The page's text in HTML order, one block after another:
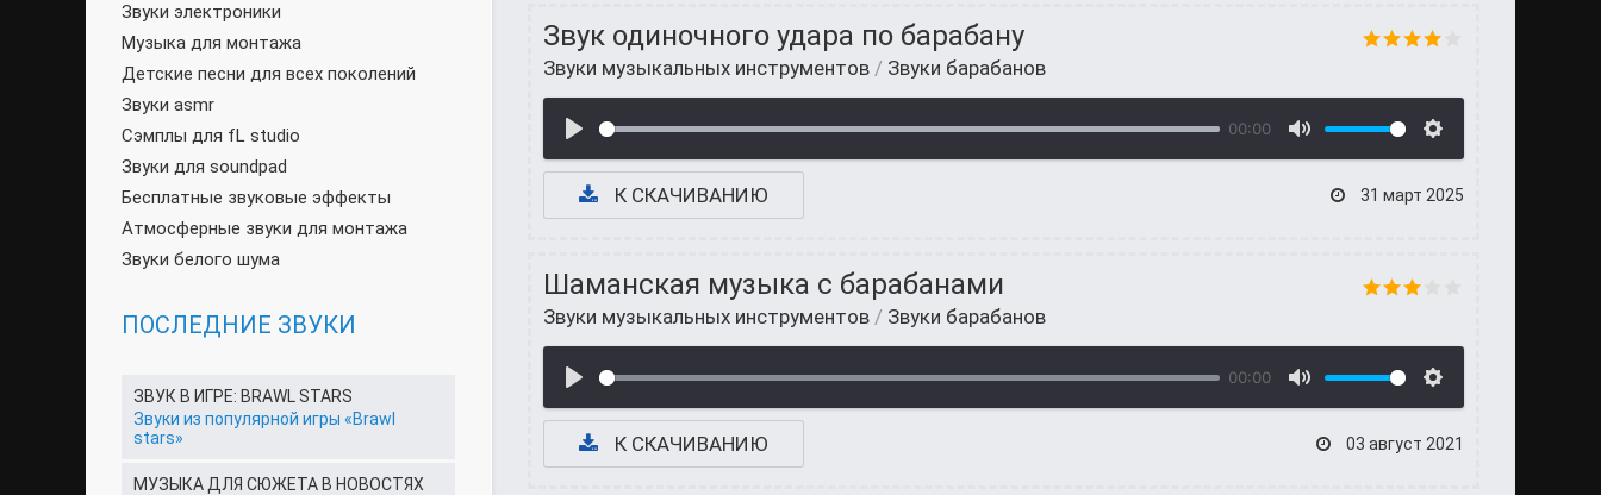
Звук одиночного удара по барабану
Звуки музыкальных инструментов / Звуки барабанов
00:00
К СКАЧИВАНИЮ 31 март 2025
Шаманская музыка с барабанами
Звуки музыкальных инструментов / Звуки барабанов
00:00
К СКАЧИВАНИЮ 03 август 2021
Звуки электроники
Музыка для монтажа
Детские песни для всех поколений
Звуки asmr
Сэмплы для fL studio
Звуки для soundpad
Бесплатные звуковые эффекты
Атмосферные звуки для монтажа
Звуки белого шума
ПОСЛЕДНИЕ ЗВУКИ
ЗВУК В ИГРЕ: BRAWL STARS
Звуки из популярной игры «Brawl
stars»
МУЗЫКА ДЛЯ СЮЖЕТА В НОВОСТЯХ